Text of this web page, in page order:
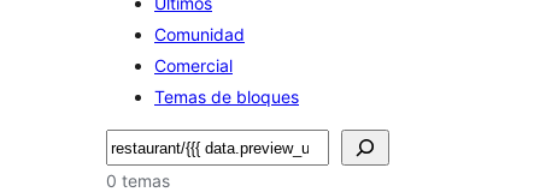
Comunidad
Comercial
Temas de bloques
Buscar
0 temas